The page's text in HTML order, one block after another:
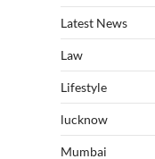
Latest News
Law
Lifestyle
lucknow
Mumbai